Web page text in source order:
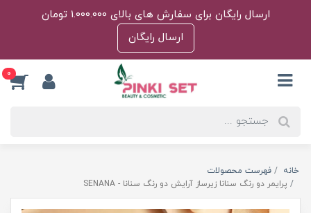
ارسال رایگان برای سفارش های بالای 1.000.000 تومان
ارسال رایگان
0
خانه
فهرست محصولات
پرایمر دو رنگ سنانا زیرساز آرایش دو رنگ سنانا - SENANA